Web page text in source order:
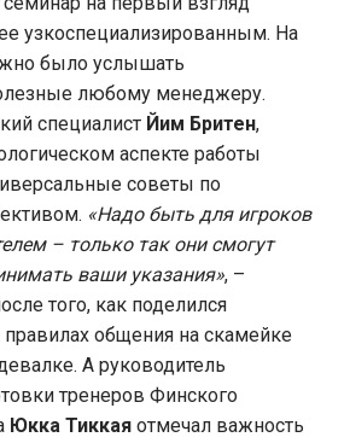
узкоспециализированным. На
было услышать
любому менеджеру.
специалист Йим Бритен,
аспекте работы
советы по
«Надо быть для игроков
– только так они смогут
ваши указания», –
того, как поделился
общения на скамейке
А руководитель
тренеров Финского
Юкка Тиккая отмечал важность